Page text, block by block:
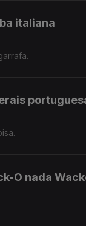
italiana
O nada